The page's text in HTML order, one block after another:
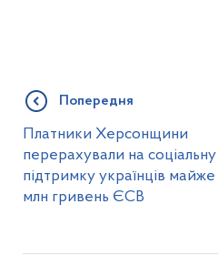
Попередня
Платники Херсонщини
перерахували на соціальну
підтримку українців
млн гривень ЄСВ